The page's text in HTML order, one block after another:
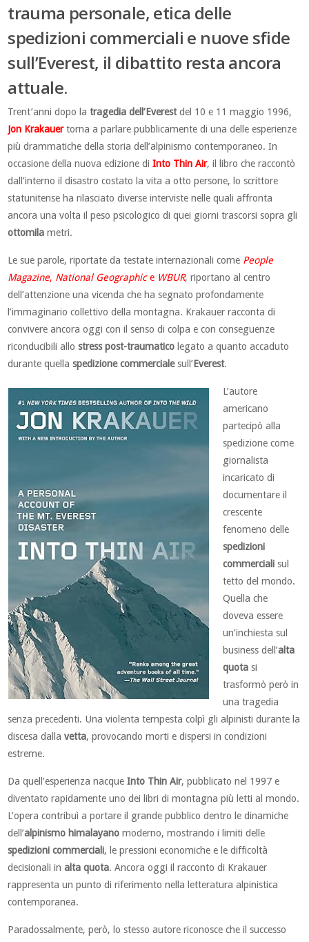
trauma personale, etica delle
spedizioni commerciali e nuove sfide
sull’Everest, il dibattito resta ancora
attuale.
Trent’anni dopo latragedia dell’Everestdel 10 e 11 maggio 1996,
Jon Krakauertorna a parlare pubblicamente di una delle esperienze
più drammatiche della storia dell’alpinismo contemporaneo. In
occasione della nuova edizione diInto Thin Air, il libro che raccontò
dall’interno il disastro costato la vita a otto persone, lo scrittore
statunitense ha rilasciato diverse interviste nelle quali affronta
ancora una volta il peso psicologico di quei giorni trascorsi sopra gli
ottomila metri.
Le sue parole, riportate da testate internazionali come People
Magazine, National Geographice WBUR, riportano al centro
dell’attenzione una vicenda che ha segnato profondamente
l’immaginario collettivo della montagna. Krakauer racconta di
convivere ancora oggi con il senso di colpa e con conseguenze
riconducibili allostress post-traumatico legato a quanto accaduto
durante quellaspedizione commercialesull’Everest.
L’autore
americano
partecipò alla
spedizione come
giornalista
incaricato di
documentare il
crescente
fenomeno delle
spedizioni
commerciali sul
tetto del mondo.
Quella che
doveva essere
un’inchiesta sul
business dell’alta
quota si
trasformò però in
una tragedia
senza precedenti. Una violenta tempesta colpì gli alpinisti durante la
discesa dallavetta, provocando morti e dispersi in condizioni
estreme.
Da quell’esperienza nacqueInto Thin Air, pubblicato nel 1997 e
diventato rapidamente uno dei libri di montagna più letti al mondo.
L’opera contribuì a portare il grande pubblico dentro le dinamiche
dell’alpinismo himalayano moderno, mostrando i limiti delle
spedizioni commerciali, le pressioni economiche e le difficoltà
decisionali inalta quota. Ancora oggi il racconto di Krakauer
rappresenta un punto di riferimento nella letteratura alpinistica
contemporanea.
Paradossalmente, però, lo stesso autore riconosce che il successo